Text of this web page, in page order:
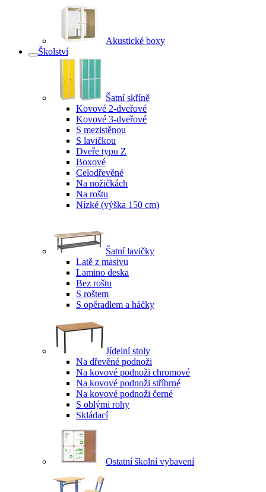
Akustické boxy
Školství
Šatní skříně
Kovové 2-dveřové
Kovové 3-dveřové
S mezistěnou
S lavičkou
Dveře typu Z
Boxové
Celodřevěné
Na nožičkách
Na roštu
Nízké (výška 150 cm)
Šatní lavičky
Latě z masivu
Lamino deska
Bez roštu
S roštem
S opěradlem a háčky
Jídelní stoly
Na dřevěné podnoži
Na kovové podnoži chromové
Na kovové podnoži stříbrné
Na kovové podnoži černé
S oblými rohy
Skládací
Ostatní školní vybavení